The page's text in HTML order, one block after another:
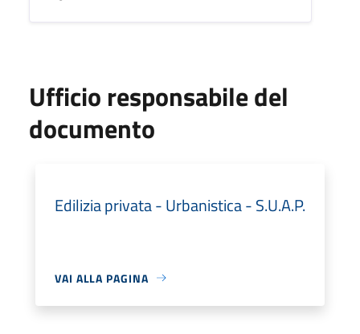
Ufficio responsabile del
documento
Edilizia privata - Urbanistica - S.U.A.P.
VAI ALLA PAGINA